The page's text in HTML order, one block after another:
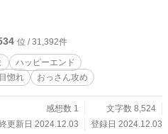
位 / 31,392件
ハッピーエンド
惚れ おっさん攻め
感想数 1
文字数 8,524
更新日 2024.12.03
登録日 2024.12.03